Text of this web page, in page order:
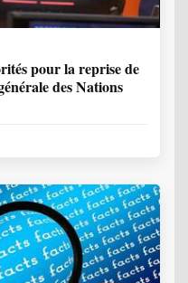
pour la reprise de
des Nations